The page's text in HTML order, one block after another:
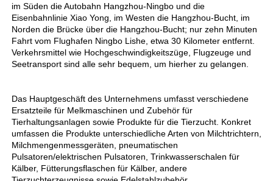
im Süden die Autobahn Hangzhou-Ningbo und die
Eisenbahnlinie Xiao Yong, im Westen die Hangzhou-Bucht, im
Norden die Brücke über die Hangzhou-Bucht; nur zehn Minuten
Fahrt vom Flughafen Ningbo Lishe, etwa 30 Kilometer entfernt.
Verkehrsmittel wie Hochgeschwindigkeitszüge, Flugzeuge und
Seetransport sind alle sehr bequem, um hierher zu gelangen.
Das Hauptgeschäft des Unternehmens umfasst verschiedene
Ersatzteile für Melkmaschinen und Zubehör für
Tierhaltungsanlagen sowie Produkte für die Tierzucht. Konkret
umfassen die Produkte unterschiedliche Arten von Milchtrichtern,
Milchmengenmessgeräten, pneumatischen
Pulsatoren/elektrischen Pulsatoren, Trinkwasserschalen für
Kälber, Fütterungsflaschen für Kälber, andere